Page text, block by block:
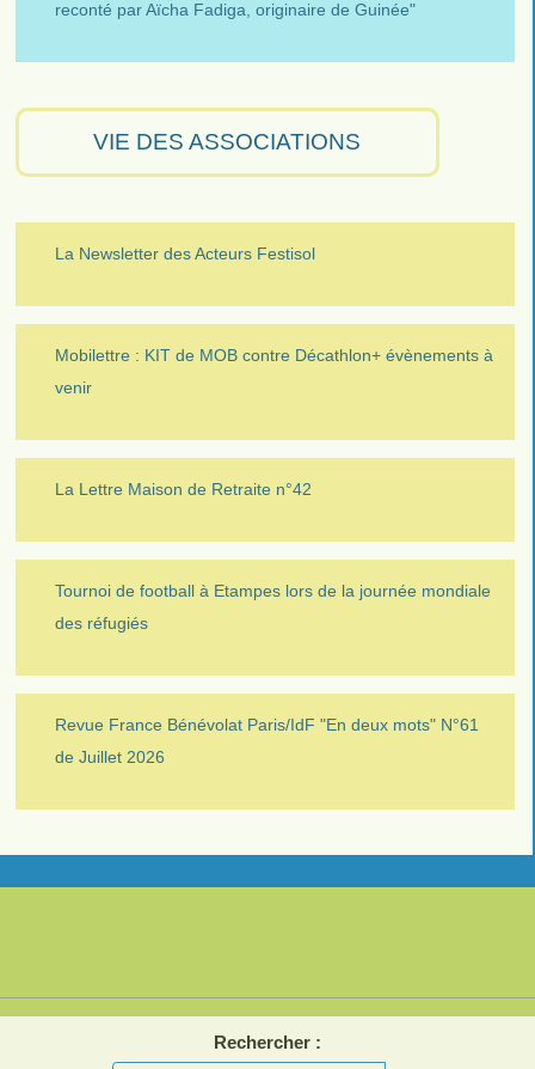
reconté par Aïcha Fadiga, originaire de Guinée"
VIE DES ASSOCIATIONS
La Newsletter des Acteurs Festisol
Mobilettre : KIT de MOB contre Décathlon+ évènements à
venir
La Lettre Maison de Retraite n°42
Tournoi de football à Etampes lors de la journée mondiale
des réfugiés
Revue France Bénévolat Paris/IdF "En deux mots" N°61
de Juillet 2026
Rechercher :